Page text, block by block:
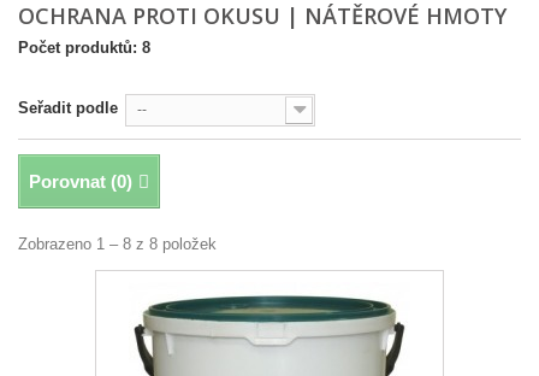
OCHRANA PROTI OKUSU | NÁTĚROVÉ HMOTY
Počet produktů: 8
Seřadit podle --
Porovnat (0)
Zobrazeno 1 – 8 z 8 položek